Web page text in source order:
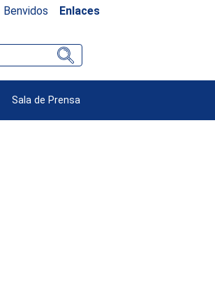
Benvidos Enlaces
Sala de Prensa